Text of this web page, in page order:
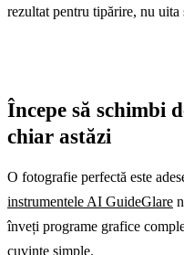
rezultat pentru tipărire, nu uita
Începe să schimbi
chiar astăzi
O fotografie perfectă este
instrumentele AI GuideGlare
înveți programe grafice
cuvinte simple.